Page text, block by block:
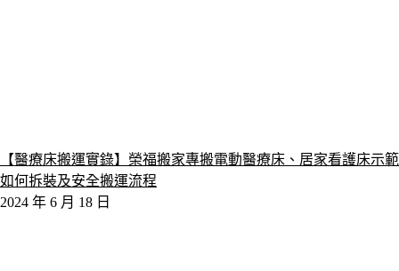
【醫療床搬運實錄】榮福搬家專搬電動醫療床、居家看護床示範
如何拆裝及安全搬運流程
2024 年 6 月 18 日